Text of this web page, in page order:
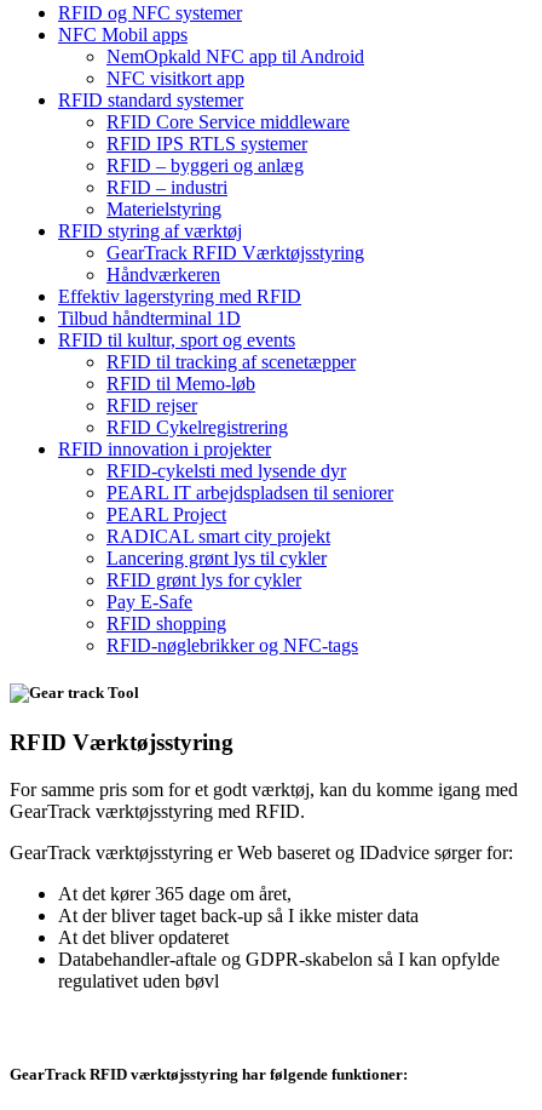
RFID og NFC systemer
NFC Mobil apps
NemOpkald NFC app til Android
NFC visitkort app
RFID standard systemer
RFID Core Service middleware
RFID IPS RTLS systemer
RFID – byggeri og anlæg
RFID – industri
Materielstyring
RFID styring af værktøj
GearTrack RFID Værktøjsstyring
Håndværkeren
Effektiv lagerstyring med RFID
Tilbud håndterminal 1D
RFID til kultur, sport og events
RFID til tracking af scenetæpper
RFID til Memo-løb
RFID rejser
RFID Cykelregistrering
RFID innovation i projekter
RFID-cykelsti med lysende dyr
PEARL IT arbejdspladsen til seniorer
PEARL Project
RADICAL smart city projekt
Lancering grønt lys til cykler
RFID grønt lys for cykler
Pay E-Safe
RFID shopping
RFID-nøglebrikker og NFC-tags
RFID Værktøjsstyring
For samme pris som for et godt værktøj, kan du komme igang med
GearTrack værktøjsstyring med RFID.
GearTrack værktøjsstyring er Web baseret og IDadvice sørger for:
At det kører 365 dage om året,
At der bliver taget back-up så I ikke mister data
At det bliver opdateret
Databehandler-aftale og GDPR-skabelon så I kan opfylde
regulativet uden bøvl
GearTrack RFID værktøjsstyring har følgende funktioner: